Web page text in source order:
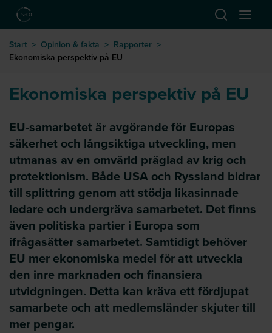
Hoppa till huvudinnehåll Öppna
Start > Opinion & fakta > Rapporter >
Ekonomiska perspektiv på EU
Ekonomiska perspektiv på EU
EU-samarbetet är avgörande för Europas
säkerhet och långsiktiga utveckling, men
utmanas av en omvärld präglad av krig och
protektionism. Både USA och Ryssland bidrar
till splittring genom att stödja likasinnade
ledare och undergräva samarbetet. Det finns
även politiska partier i Europa som
ifrågasätter samarbetet. Samtidigt behöver
EU mer ekonomiska medel för att utveckla
den inre marknaden och finansiera
utvidgningen. Detta kan kräva ett fördjupat
samarbete och att medlemsländer skjuter till
mer pengar.